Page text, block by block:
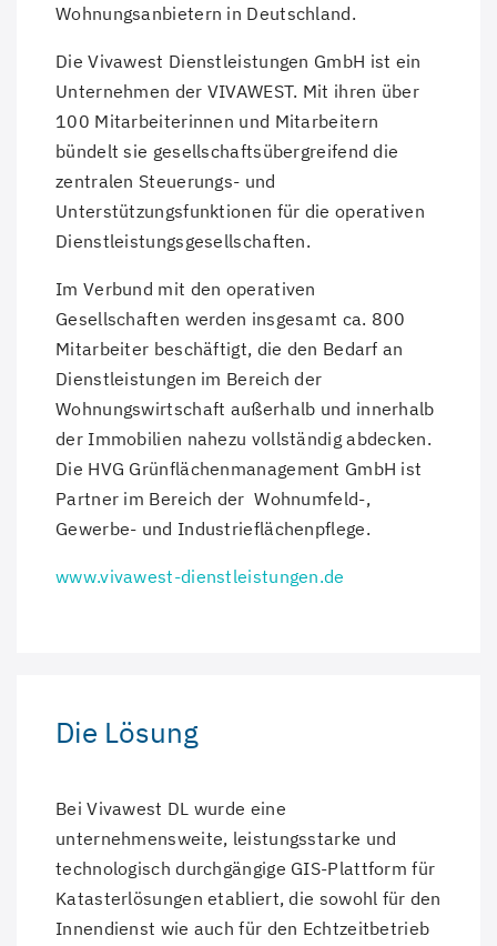
Wohnungsanbietern in Deutschland.
Die Vivawest Dienstleistungen GmbH ist ein
Unternehmen der VIVAWEST. Mit ihren über
100 Mitarbeiterinnen und Mitarbeitern
bündelt sie gesellschafts­übergreifend die
zentralen Steuerungs- und
Unterstützungsfunktionen für die operativen
Dienstleistungsgesellschaften.
Im Verbund mit den operativen
Gesellschaften werden insgesamt ca. 800
Mitarbeiter beschäftigt, die den Bedarf an
Dienstleistungen im Bereich der
Wohnungswirtschaft außerhalb und innerhalb
der Immobilien nahezu vollständig abdecken.
Die HVG Grünflächenmanagement GmbH ist
Partner im Bereich der Wohnumfeld-,
Gewerbe- und Industrieflächenpflege.
www.vivawest-dienstleistungen.de
Die Lösung
Bei Vivawest DL wurde eine
unternehmensweite, leistungsstarke und
technologisch durchgängige GIS-Plattform für
Katasterlösungen etabliert, die sowohl für den
Innendienst wie auch für den Echtzeitbetrieb